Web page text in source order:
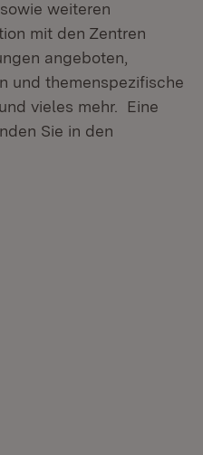
weiteren
mit den Zentren
angeboten,
und themenspezifische
vieles mehr. Eine
Sie in den